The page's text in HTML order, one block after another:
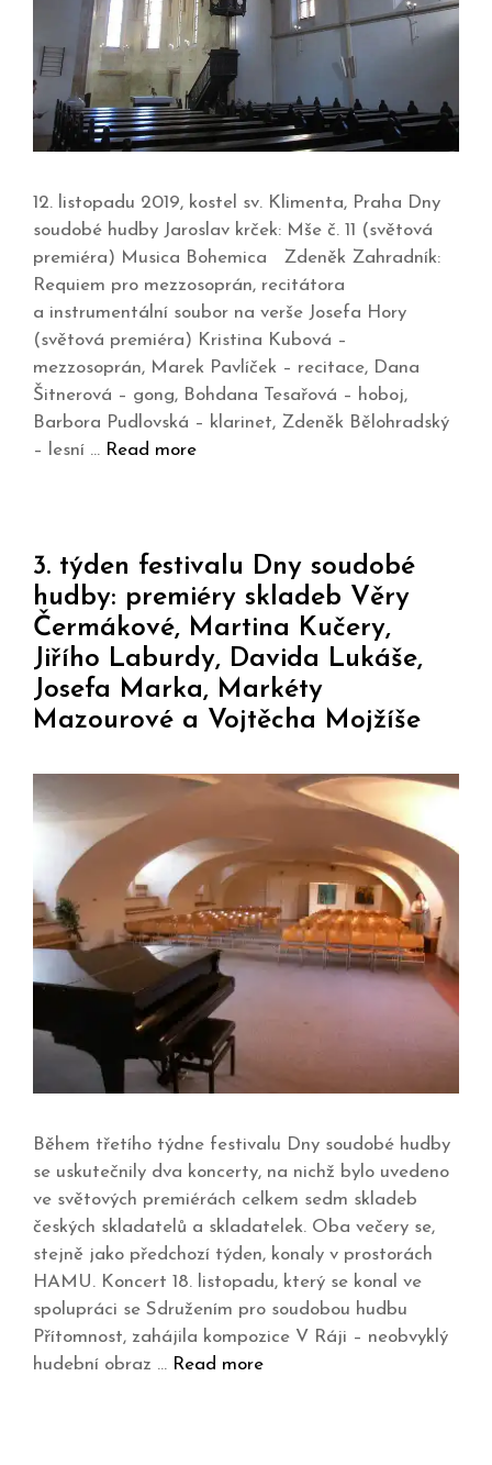
12. listopadu 2019, kostel sv. Klimenta, Praha Dny
soudobé hudby Jaroslav krček: Mše č. 11 (světová
premiéra) Musica Bohemica Zdeněk Zahradník:
Requiem pro mezzosoprán, recitátora
a instrumentální soubor na verše Josefa Hory
(světová premiéra) Kristina Kubová –
mezzosoprán, Marek Pavlíček – recitace, Dana
Šitnerová – gong, Bohdana Tesařová – hoboj,
Barbora Pudlovská – klarinet, Zdeněk Bělohradský
– lesní … Read more
3. týden festivalu Dny soudobé
hudby: premiéry skladeb Věry
Čermákové, Martina Kučery,
Jiřího Laburdy, Davida Lukáše,
Josefa Marka, Markéty
Mazourové a Vojtěcha Mojžíše
Během třetího týdne festivalu Dny soudobé hudby
se uskutečnily dva koncerty, na nichž bylo uvedeno
ve světových premiérách celkem sedm skladeb
českých skladatelů a skladatelek. Oba večery se,
stejně jako předchozí týden, konaly v prostorách
HAMU. Koncert 18. listopadu, který se konal ve
spolupráci se Sdružením pro soudobou hudbu
Přítomnost, zahájila kompozice V Ráji – neobvyklý
hudební obraz … Read more